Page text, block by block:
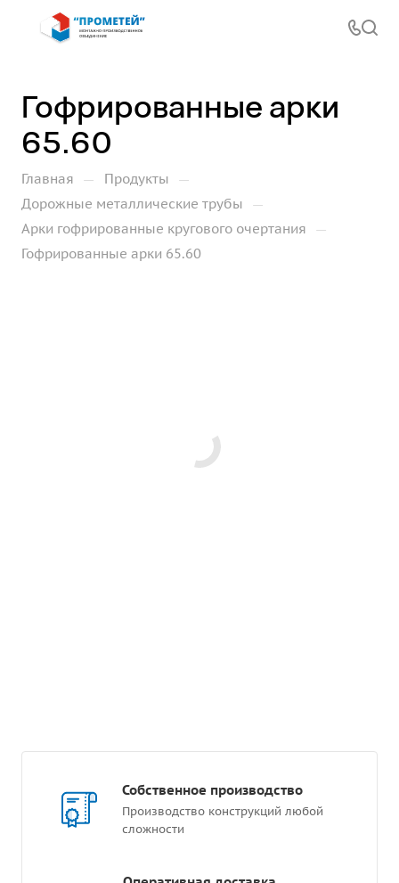
Гофрированные арки
65.60
Главная — Продукты —
Дорожные металлические трубы —
Арки гофрированные кругового очертания —
Гофрированные арки 65.60
Собственное производство
Производство конструкций любой
сложности